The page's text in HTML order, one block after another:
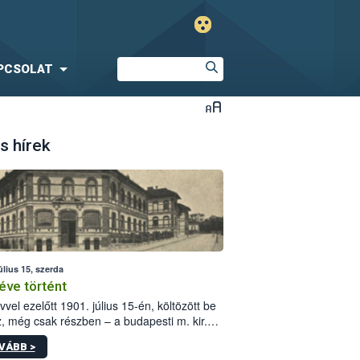
hírek
15, szerda
történt
ezelőtt 1901. július 15-én, költözött be
még csak részben – a budapesti m. kir.
állomás a Kis Rókus utca
alatti, Czigler Győző által tervezett új
>